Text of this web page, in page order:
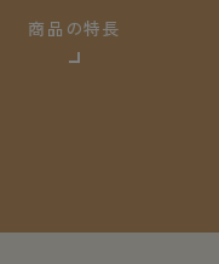
商品の特長